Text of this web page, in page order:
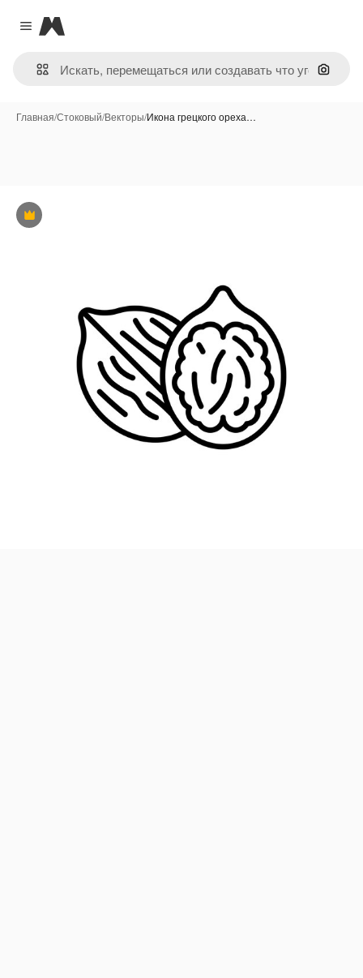
Close menu
Magnific
Поиск
Главная/Стоковый/Векторы/Икона грецкого ореха…
Премиум